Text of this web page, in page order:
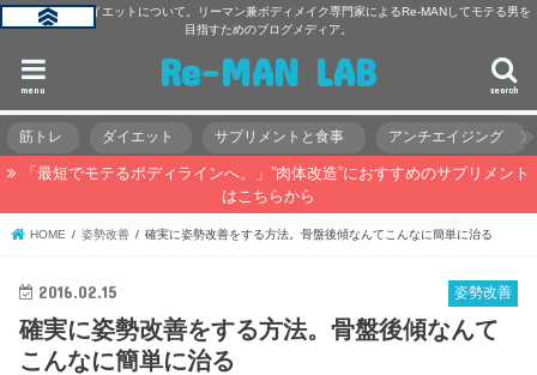
主に筋トレ・ダイエットについて。リーマン兼ボディメイク専門家によるRe-MANしてモテる男を
目指すためのブログメディア。
Re-MAN LAB search
menu
筋トレ ダイエット サプリメントと食事 アンチエイジング
「最短でモテるボディラインへ。」”肉体改造”におすすめのサプリメント
はこちらから
HOME 姿勢改善 確実に姿勢改善をする方法。骨盤後傾なんてこんなに簡単に治る
姿勢改善
2016.02.15
確実に姿勢改善をする方法。骨盤後傾なんて
こんなに簡単に治る